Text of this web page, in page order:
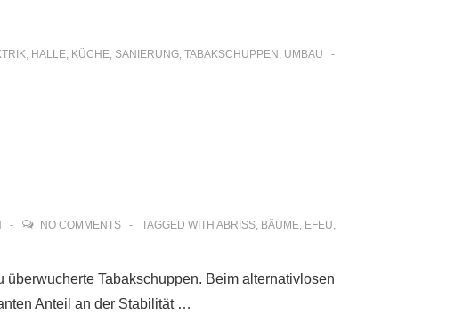
, HALLE, KÜCHE, SANIERUNG, TABAKSCHUPPEN , UMBAU
NO COMMENTS TAGGED WITH ABRISS, BÄUME, EFEU,
Tabakschuppen. Beim alternativlosen
Anteil an der Stabilität …